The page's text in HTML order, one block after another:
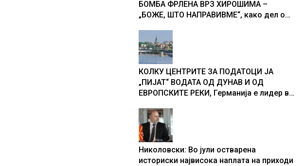
БОМБА ФРЛЕНА ВРЗ ХИРОШИМА –
„БОЖЕ, ШТО НАПРАВИВМЕ“, како дел од
учесниците во бомбардирањето го
доживуваа овој настан што го промени
текот на историјата
КОЛКУ ЦЕНТРИТЕ ЗА ПОДАТОЦИ ЈА
„ПИЈАТ“ ВОДАТА ОД ДУНАВ И ОД
ЕВРОПСКИТЕ РЕКИ, Германија е лидер во
податоци
Николовски: Во јули остварена
историски највисока наплата на приходи